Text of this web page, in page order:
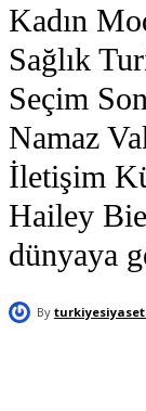
Kadın
Sağlık
Seçim
Namaz
İletişim
Hailey
dünyaya
By